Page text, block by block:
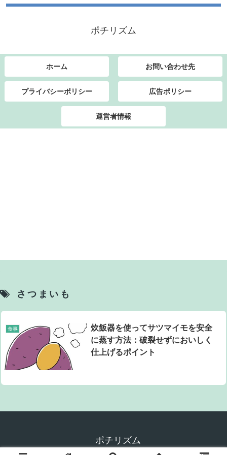
ポチリズム
ホーム お問い合わせ先
プライバシーポリシー 広告ポリシー
運営者情報
さつまいも
食事
炊飯器を使ってサツマイモを安全
に蒸す方法：破裂せずにおいしく
仕上げるポイント
ポチリズム